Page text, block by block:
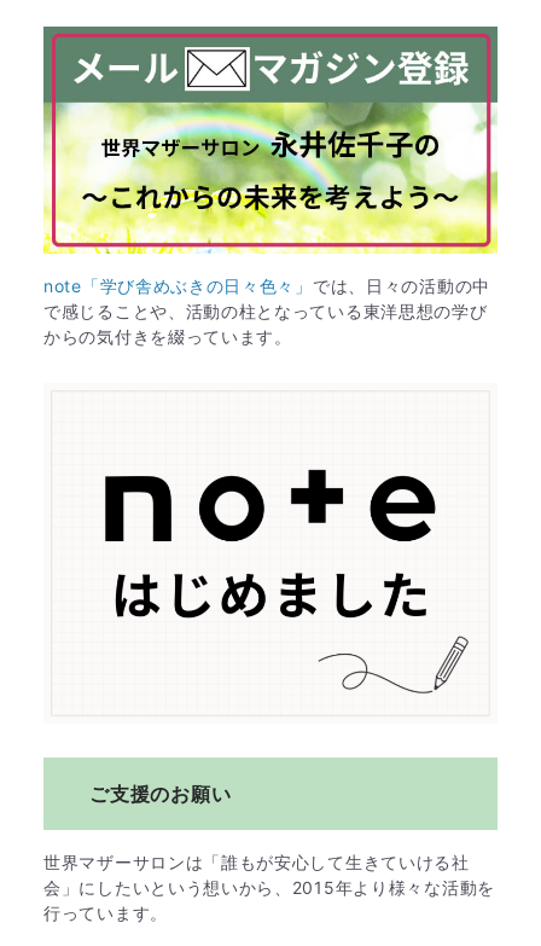
note「学び舎めぶきの日々色々」 では、日々の活動の中
で感じることや、活動の柱となっている東洋思想の学び
からの気付きを綴っています。
ご支援のお願い
世界マザーサロンは「誰もが安心して生きていける社
会」にしたいという想いから、2015年より様々な活動を
行っています。